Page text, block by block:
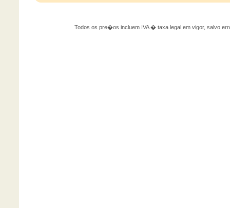
Todos os pre�os incluem IVA � taxa legal em vigor, salvo